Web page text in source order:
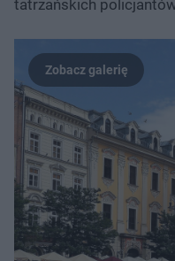
tatrzańskich